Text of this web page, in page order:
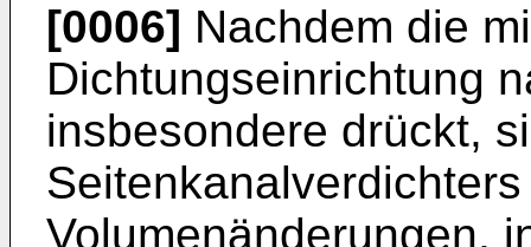
[0006] Nachdem die
Dichtungseinrichtung
insbesondere drückt,
Volumenänderungen,